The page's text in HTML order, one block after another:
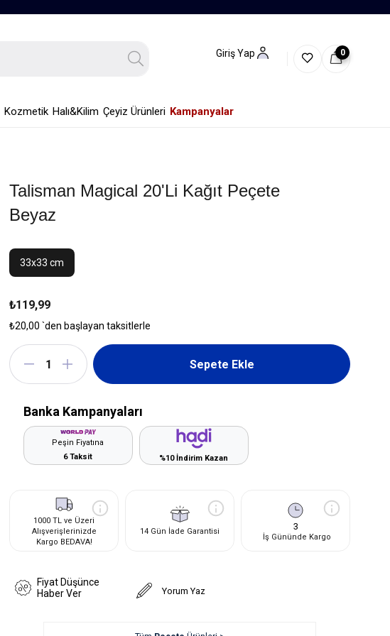
Giriş Yap 0
Kozmetik Halı&Kilim Çeyiz Ürünleri Kampanyalar
Talisman Magical 20'li Kağıt Peçete
Beyaz
33x33 cm
₺119,99
₺20,00 `den başlayan taksitlerle
Banka Kampanyaları
Peşin Fiyatına
6 Taksit
%10 İndirim Kazan
1000 TL ve Üzeri
Alışverişlerinizde
Kargo BEDAVA!
14 Gün İade Garantisi 3
İş Gününde Kargo
Fiyat Düşünce
Haber Ver
Yorum Yaz